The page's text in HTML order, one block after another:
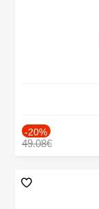
-20%
49.08€